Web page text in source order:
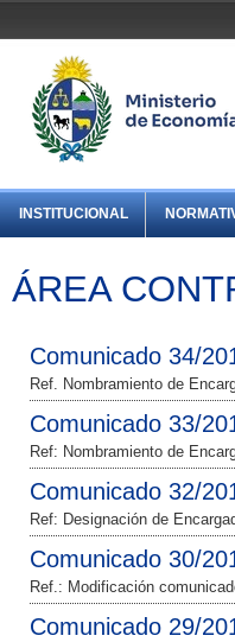
INSTITUCIONAL
ÁREA
Comunicado 34/
Ref. Nombramiento de
Comunicado 33/
Ref: Nombramiento de
Comunicado 32/
Ref: Designación de
Comunicado 30/
Ref.: Modificación
Comunicado 29/